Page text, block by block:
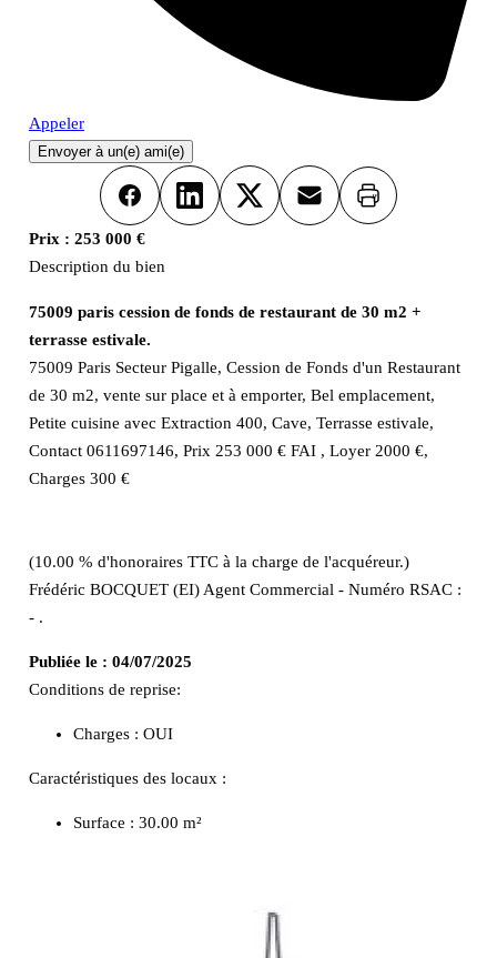
Appeler
Envoyer à un(e) ami(e)
FacebookLinkedInX Email Imprimer
Prix : 253 000 €
Description du bien
75009 paris cession de fonds de restaurant de 30 m2 +
terrasse estivale.
75009 Paris Secteur Pigalle, Cession de Fonds d'un Restaurant
de 30 m2, vente sur place et à emporter, Bel emplacement,
Petite cuisine avec Extraction 400, Cave, Terrasse estivale,
Contact 0611697146, Prix 253 000 € FAI , Loyer 2000 €,
Charges 300 €
(10.00 % d'honoraires TTC à la charge de l'acquéreur.)
Frédéric BOCQUET (EI) Agent Commercial - Numéro RSAC :
- .
Publiée le : 04/07/2025
Conditions de reprise:
Charges : OUI
Caractéristiques des locaux :
Surface : 30.00 m²